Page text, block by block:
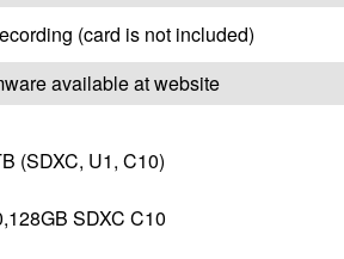
(card is not included)
available at website
(SDXC, U1, C10)
SDXC C10